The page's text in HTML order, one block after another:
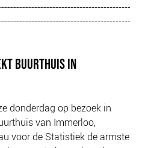
BUURTHUIS IN
donderdag op bezoek in
van Immerloo,
voor de Statistiek de armste